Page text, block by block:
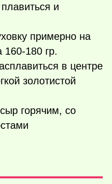
и
примерно на
160-180 гр.
в центре
золотистой
горячим, со